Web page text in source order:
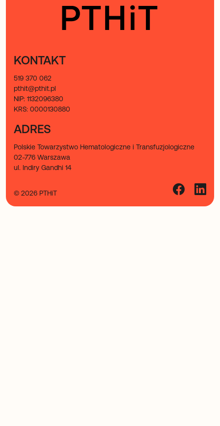
KONTAKT
519 370 062
pthit@pthit.pl
NIP: 1132096380
KRS: 0000130880
ADRES
Polskie Towarzystwo Hematologiczne i Transfuzjologiczne
02-776 Warszawa
ul. Indiry Gandhi 14
© 2026 PTHiT